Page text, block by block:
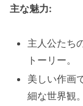
主な魅力:
主人公たち
トーリー。
美しい作画
細な世界観。